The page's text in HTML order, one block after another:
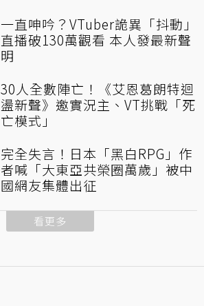
一直呻吟？VTuber詭異「抖動」
直播破130萬觀看 本人發最新聲
明
30人全數陣亡！《艾恩葛朗特迴
盪新聲》邀實況主、VT挑戰「死
亡模式」
完全失言！日本「黑白RPG」作
者喊「大東亞共榮圈萬歲」被中
國網友集體出征
看更多